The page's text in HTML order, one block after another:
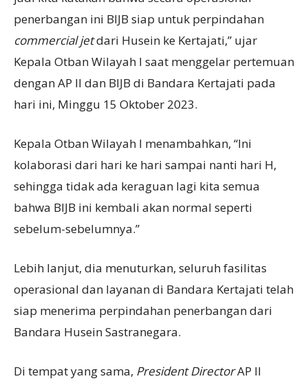
penerbangan ini BIJB siap untuk perpindahan
commercial jetdari Husein ke Kertajati,” ujar
Kepala Otban Wilayah I saat menggelar pertemuan
dengan AP II dan BIJB di Bandara Kertajati pada
hari ini, Minggu 15 Oktober 2023.
Kepala Otban Wilayah I menambahkan, “Ini
kolaborasi dari hari ke hari sampai nanti hari H,
sehingga tidak ada keraguan lagi kita semua
bahwa BIJB ini kembali akan normal seperti
sebelum-sebelumnya.”
Lebih lanjut, dia menuturkan, seluruh fasilitas
operasional dan layanan di Bandara Kertajati telah
siap menerima perpindahan penerbangan dari
Bandara Husein Sastranegara.
Di tempat yang sama, President DirectorAP II